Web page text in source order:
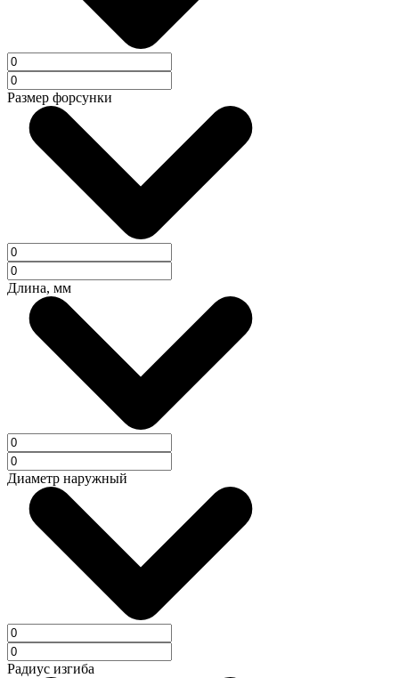
Размер форсунки
Длина, мм
Диаметр наружный
Радиус изгиба